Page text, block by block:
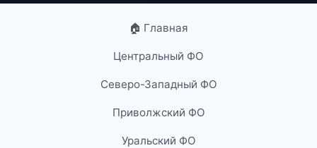
🏠 Главная
Центральный ФО
Северо-Западный ФО
Приволжский ФО
Уральский ФО